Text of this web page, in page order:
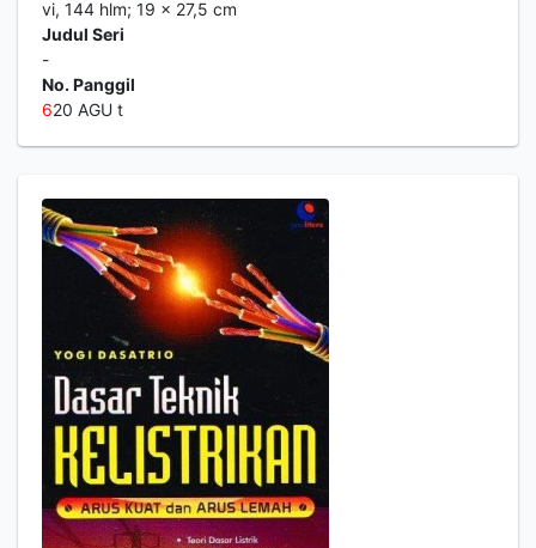
vi, 144 hlm; 19 x 27,5 cm
Judul Seri
-
No. Panggil
620 AGU t